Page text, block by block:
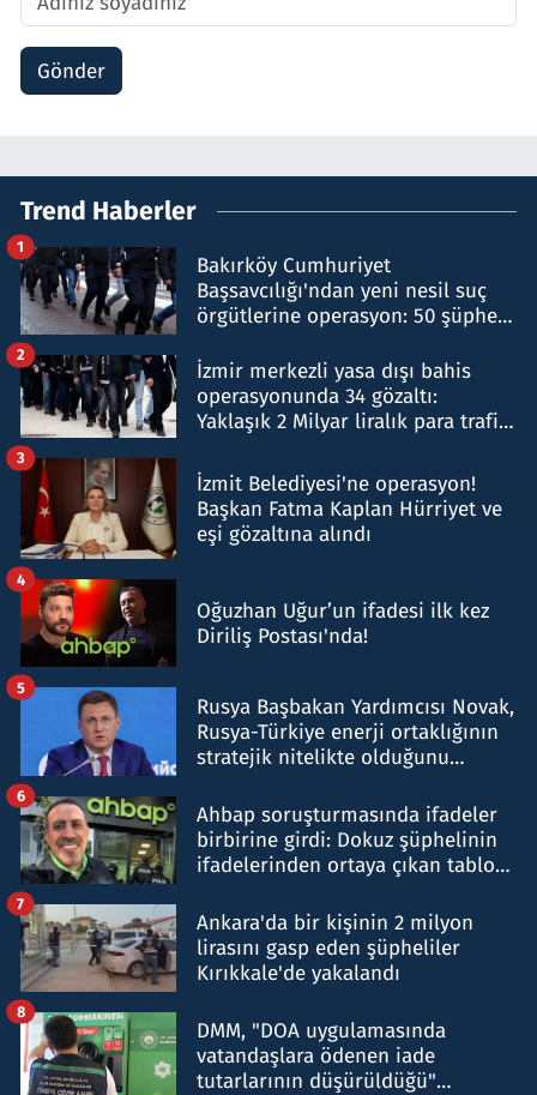
Gönder
Trend Haberler
Bakırköy Cumhuriyet
Başsavcılığı'ndan yeni nesil suç
örgütlerine operasyon: 50 şüpheli
1
İzmir merkezli yasa dışı bahis
operasyonunda 34 gözaltı:
Yaklaşık 2 Milyar liralık para trafiği
2
İzmit Belediyesi'ne operasyon!
Başkan Fatma Kaplan Hürriyet ve
eşi gözaltına alındı
3
Oğuzhan Uğur’un ifadesi ilk kez
Diriliş Postası'nda!
4
Rusya Başbakan Yardımcısı Novak,
Rusya-Türkiye enerji ortaklığının
stratejik nitelikte olduğunu
5
Ahbap soruşturmasında ifadeler
birbirine girdi: Dokuz şüphelinin
ifadelerinden ortaya çıkan tablo
6
Ankara'da bir kişinin 2 milyon
lirasını gasp eden şüpheliler
Kırıkkale'de yakalandı
7
DMM, "DOA uygulamasında
vatandaşlara ödenen iade
tutarlarının düşürüldüğü"
8